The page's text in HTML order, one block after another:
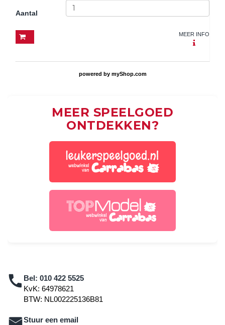
Aantal
MEER INFO
powered by myShop.com
MEER SPEELGOED
ONTDEKKEN?
Bel: 010 422 5525
KvK: 64978621
BTW: NL002225136B81
Stuur een email